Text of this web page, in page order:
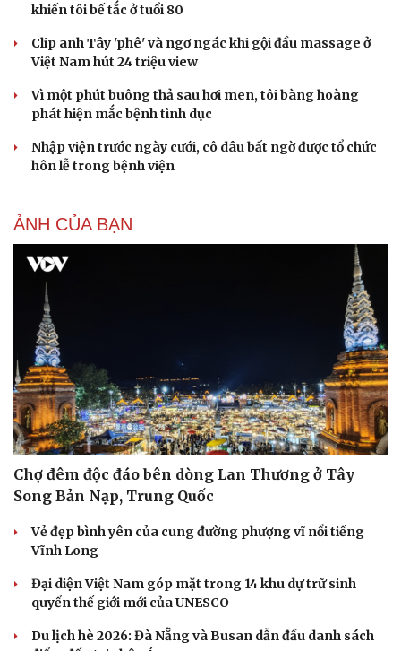
Tư vấn
Săn Tour
check-in
Đọc truyện đêm khuya
khiến tôi bế tắc ở tuổi 80
Clip anh Tây 'phê' và ngơ ngác khi gội đầu massage ở
Việt Nam hút 24 triệu view
Vì một phút buông thả sau hơi men, tôi bàng hoàng
phát hiện mắc bệnh tình dục
Nhập viện trước ngày cưới, cô dâu bất ngờ được tổ chức
hôn lễ trong bệnh viện
ẢNH CỦA BẠN
Chợ đêm độc đáo bên dòng Lan Thương ở Tây
Song Bản Nạp, Trung Quốc
Vẻ đẹp bình yên của cung đường phượng vĩ nổi tiếng
Vĩnh Long
Đại diện Việt Nam góp mặt trong 14 khu dự trữ sinh
quyển thế giới mới của UNESCO
Du lịch hè 2026: Đà Nẵng và Busan dẫn đầu danh sách